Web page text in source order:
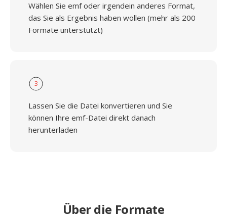
Wählen Sie emf oder irgendein anderes Format,
das Sie als Ergebnis haben wollen (mehr als 200
Formate unterstützt)
3
Lassen Sie die Datei konvertieren und Sie
können Ihre emf-Datei direkt danach
herunterladen
Über die Formate